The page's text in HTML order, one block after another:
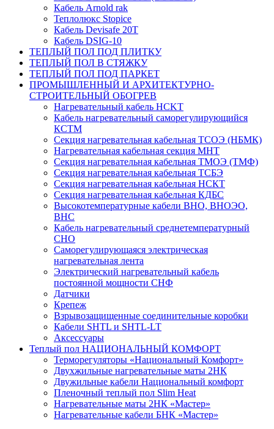
Кабель Arnold rak
Теплолюкс Stopice
Кабель Devisafe 20T
Кабель DSIG-10
ТЕПЛЫЙ ПОЛ ПОД ПЛИТКУ
ТЕПЛЫЙ ПОЛ В СТЯЖКУ
ТЕПЛЫЙ ПОЛ ПОД ПАРКЕТ
ПРОМЫШЛЕННЫЙ И АРХИТЕКТУРНО-
СТРОИТЕЛЬНЫЙ ОБОГРЕВ
Нагревательный кабель НCKТ
Кабель нагревательный саморегулирующийся
КСТМ
Секция нагревательная кабельная ТСОЭ (НБМК)
Нагревательная кабельная секция МНТ
Секция нагревательная кабельная ТМОЭ (ТМФ)
Секция нагревательная кабельная ТСБЭ
Секция нагревательная кабельная НСКТ
Секция нагревательная кабельная КДБС
Высокотемпературные кабели ВНО, ВНОЭО,
ВНС
Кабель нагревательный среднетемпературный
СНО
Саморегулирующаяся электрическая
нагревательная лента
Электрический нагревательный кабель
постоянной мощности СНФ
Датчики
Крепеж
Взрывозащищенные соединительные коробки
Кабели SHTL и SHTL-LT
Аксессуары
Теплый пол НАЦИОНАЛЬНЫЙ КОМФОРТ
Терморегуляторы «Национальный Комфорт»
Двухжильные нагревательные маты 2НК
Двужильные кабели Национальный комфорт
Пленочный теплый пол Slim Heat
Нагревательные маты 2НК «Мастер»
Нагревательные кабели БНК «Мастер»